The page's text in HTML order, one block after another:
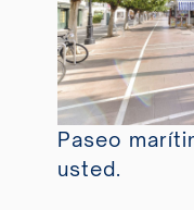
Paseo
usted.